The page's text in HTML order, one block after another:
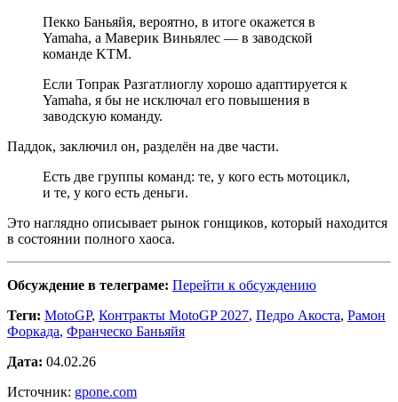
Пекко Баньяйя, вероятно, в итоге окажется в
Yamaha, а Маверик Виньялес — в заводской
команде KTM.
Если Топрак Разгатлиоглу хорошо адаптируется к
Yamaha, я бы не исключал его повышения в
заводскую команду.
Паддок, заключил он, разделён на две части.
Есть две группы команд: те, у кого есть мотоцикл,
и те, у кого есть деньги.
Это наглядно описывает рынок гонщиков, который находится
в состоянии полного хаоса.
Обсуждение в телеграме: Перейти к обсуждению
Теги: MotoGP, Контракты MotoGP 2027, Педро Акоста, Рамон
Форкада, Франческо Баньяйя
Дата: 04.02.26
Источник: gpone.com